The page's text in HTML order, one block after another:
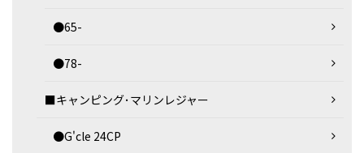
●65-
●78-
■キャンピング･マリンレジャー
●G'cle 24CP